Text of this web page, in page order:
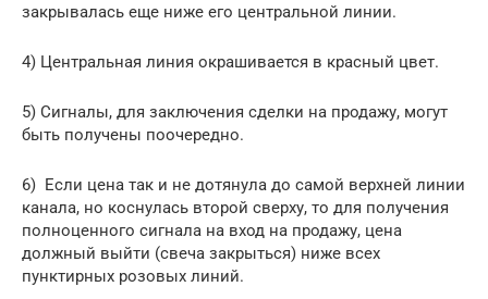
закрывалась еще ниже его центральной линии.
4) Центральная линия окрашивается в красный цвет.
5) Сигналы, для заключения сделки на продажу, могут
быть получены поочередно.
6) ️ Если цена так и не дотянула до самой верхней линии
канала, но коснулась второй сверху, то для получения
полноценного сигнала на вход на продажу, цена
должный выйти (свеча закрыться) ниже всех
пунктирных розовых линий.